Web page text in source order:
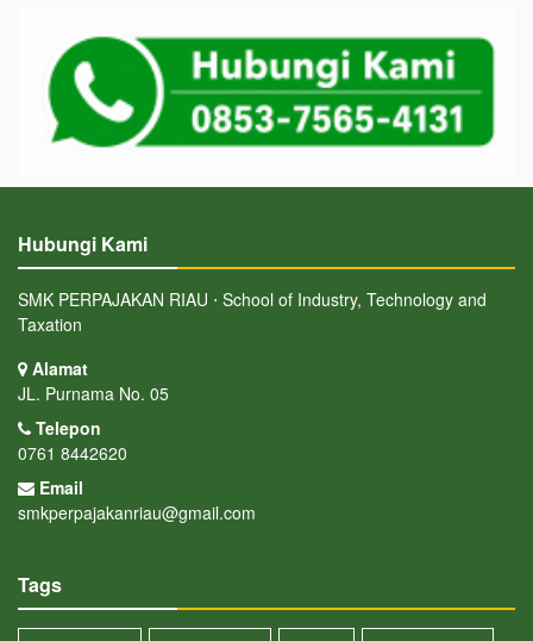
Hubungi Kami
SMK PERPAJAKAN RIAU ⋅ School of Industry, Technology and
Taxation
Alamat
JL. Purnama No. 05
Telepon
0761 8442620
Email
smkperpajakanriau@gmail.com
Tags